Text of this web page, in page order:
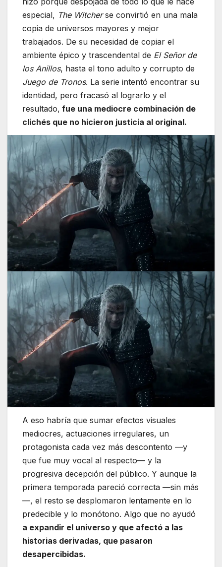
especial, The Witcherse convirtió en una mala
copia de universos mayores y mejor
trabajados. De su necesidad de copiar el
ambiente épico y trascendental de El Señor de
los Anillos, hasta el tono adulto y corrupto de
Juego de Tronos. La serie intentó encontrar su
identidad, pero fracasó al lograrlo y el
resultado, fue una mediocre combinación de
clichés que no hicieron justicia al original.
A eso habría que sumar efectos visuales
mediocres, actuaciones irregulares, un
protagonista cada vez más descontento —y
que fue muy vocal al respecto— y la
progresiva decepción del público. Y aunque la
primera temporada pareció correcta —sin más
—, el resto se desplomaron lentamente en lo
predecible y lo monótono. Algo que no ayudó
a expandir el universo y que afectó a las
historias derivadas, que pasaron
desapercibidas.